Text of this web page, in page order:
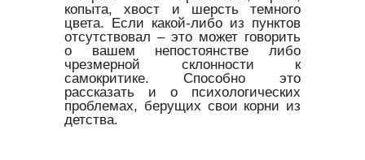
копыта, хвост и шерсть темного
цвета. Если какой-либо из пунктов
отсутствовал – это может говорить
о вашем непостоянстве либо
чрезмерной склонности к
самокритике. Способно это
рассказать и о психологических
проблемах, берущих свои корни из
детства.